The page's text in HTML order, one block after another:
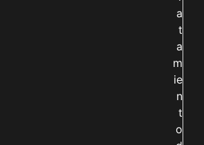
a
t
a
m
ie
n
t
o